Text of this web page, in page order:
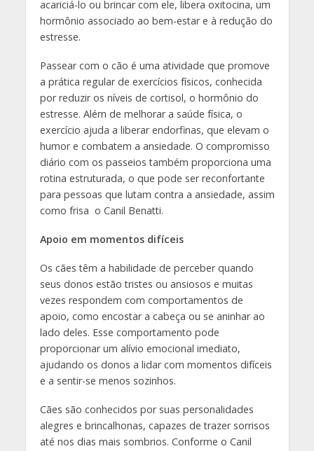
acariciá-lo ou brincar com ele, libera oxitocina, um
hormônio associado ao bem-estar e à redução do
estresse.
Passear com o cão é uma atividade que promove
a prática regular de exercícios físicos, conhecida
por reduzir os níveis de cortisol, o hormônio do
estresse. Além de melhorar a saúde física, o
exercício ajuda a liberar endorfinas, que elevam o
humor e combatem a ansiedade. O compromisso
diário com os passeios também proporciona uma
rotina estruturada, o que pode ser reconfortante
para pessoas que lutam contra a ansiedade, assim
como frisa o Canil Benatti.
Apoio em momentos difíceis
Os cães têm a habilidade de perceber quando
seus donos estão tristes ou ansiosos e muitas
vezes respondem com comportamentos de
apoio, como encostar a cabeça ou se aninhar ao
lado deles. Esse comportamento pode
proporcionar um alívio emocional imediato,
ajudando os donos a lidar com momentos difíceis
e a sentir-se menos sozinhos.
Cães são conhecidos por suas personalidades
alegres e brincalhonas, capazes de trazer sorrisos
até nos dias mais sombrios. Conforme o Canil